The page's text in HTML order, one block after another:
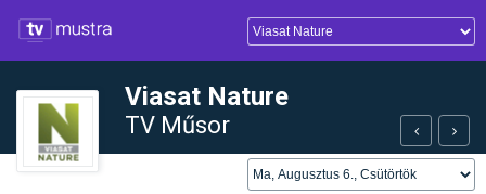
Viasat Nature
TV Műsor